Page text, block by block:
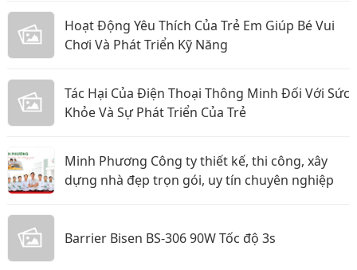
Hoạt Động Yêu Thích Của Trẻ Em Giúp Bé Vui
Chơi Và Phát Triển Kỹ Năng
Tác Hại Của Điện Thoại Thông Minh Đối Với Sức
Khỏe Và Sự Phát Triển Của Trẻ
Minh Phương Công ty thiết kế, thi công, xây
dựng nhà đẹp trọn gói, uy tín chuyên nghiệp
Barrier Bisen BS-306 90W Tốc độ 3s